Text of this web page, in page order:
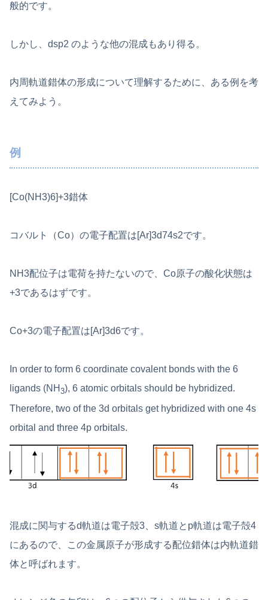
般的です。
しかし、dsp2 のような他の混成もあり得る。
内周軌道錯体の形成について理解するために、ある例を考
えてみよう。
例
[Co(NH3)6]+3錯体
コバルト（Co）の電子配置は[Ar]3d74s2です。
NH3配位子は電荷を持たないので、Co原子の酸化状態は
+3であるはずです。
Co+3の電子配置は[Ar]3d6です。
In order to form 6 coordinate covalent bonds with the 6
ligands (NH 3), 6 atomic orbitals should be hybridized.
Therefore, two of the 3d orbitals get hybridized with one 4s
orbital and three 4p orbitals.
混成に関与するd軌道は電子殻3、s軌道とp軌道は電子殻4
にあるので、この金属原子が形成する配位錯体は内軌道錯
体と呼ばれます。